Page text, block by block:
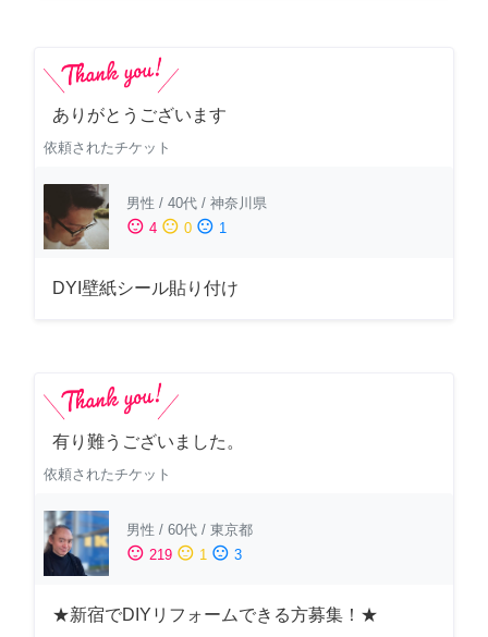
ありがとうございます
依頼されたチケット
男性 / 40代 / 神奈川県
sentiment_satisfied 4 sentiment_neutral 0 sentiment_dissatisfied 1
DYI壁紙シール貼り付け
有り難うございました。
依頼されたチケット
男性 / 60代 / 東京都
sentiment_satisfied 219 sentiment_neutral 1 sentiment_dissatisfied 3
★新宿でDIYリフォームできる方募集！★